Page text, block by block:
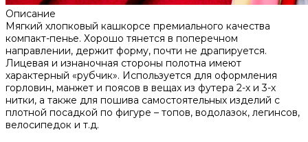
Описание
Мягкий хлопковый кашкорсе премиального качества
компакт-пенье. Хорошо тянется в поперечном
направлении, держит форму, почти не драпируется.
Лицевая и изнаночная стороны полотна имеют
характерный «рубчик». Используется для оформления
горловин, манжет и поясов в вещах из футера 2-х и 3-х
нитки, а также для пошива самостоятельных изделий с
плотной посадкой по фигуре – топов, водолазок, легинсов,
велосипедок и т.д.